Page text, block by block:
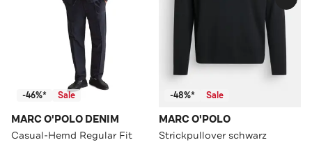
-46%* Sale
MARC O'POLO DENIM
Casual-Hemd Regular Fit
-48%* Sale
MARC O'POLO
Strickpullover schwarz